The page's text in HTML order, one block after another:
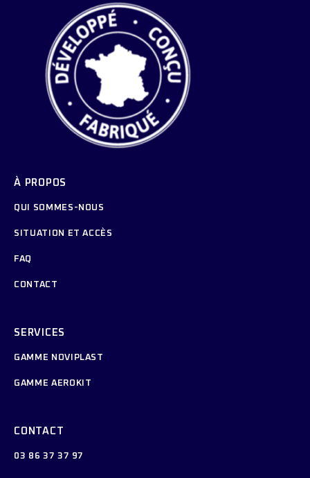
À PROPOS
QUI SOMMES-NOUS
SITUATION ET ACCÈS
FAQ
CONTACT
SERVICES
GAMME NOVIPLAST
GAMME AEROKIT
CONTACT
03 86 37 37 97